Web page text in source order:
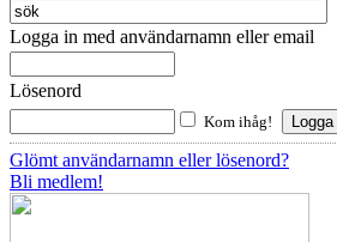
Logga in med användarnamn eller email
Lösenord
Kom ihåg!
Glömt användarnamn eller lösenord?
Bli medlem!